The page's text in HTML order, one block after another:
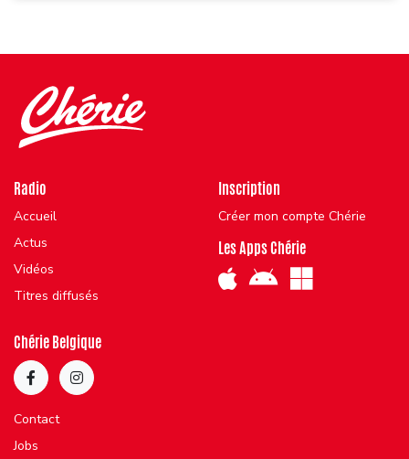
Radio
Accueil
Actus
Vidéos
Titres diffusés
Inscription
Créer mon compte Chérie
Les Apps Chérie
Chérie Belgique
Contact
Jobs